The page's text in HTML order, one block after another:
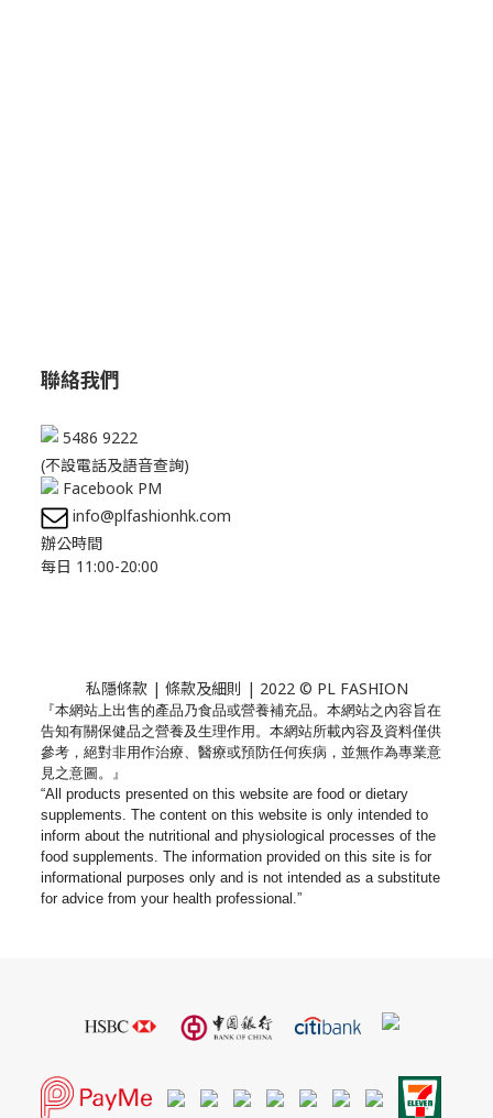
聯絡我們
5486 9222
(不設電話及語音查詢)
Facebook PM
info@plfashionhk.com
辦公時間
每日 11:00-20:00
私隱條款| 條款及細則 | 2022 © PL FASHION
『本網站上出售的產品乃食品或營養補充品。 本網站之內容旨在
告知有關保健品之營養及生理作用。 本網站所載內容及資料僅供
參考，絕對非用作治療、 醫療或預防任何疾病，並無作為專業意
見之意圖。』
“All products presented on this website are food or dietary
supplements. The content on this website is only intended to
inform about the nutritional and physiological processes of the
food supplements. The information provided on this site is for
informational purposes only and is not intended as a substitute
for advice from your health professional.”